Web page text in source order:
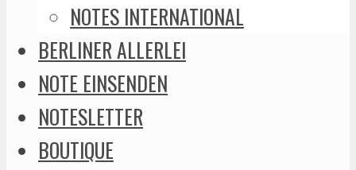
NOTES INTERNATIONAL
BERLINER ALLERLEI
NOTE EINSENDEN
NOTESLETTER
BOUTIQUE